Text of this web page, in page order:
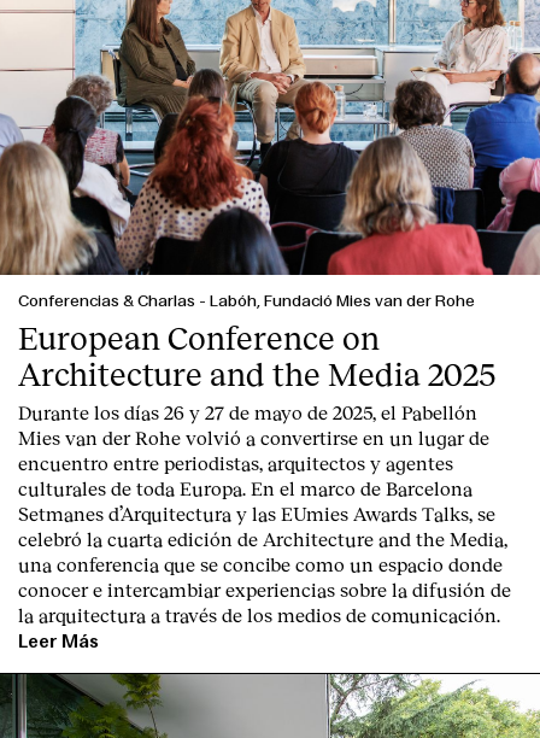
Index
Conferencias & Charlas - Labóh, Fundació Mies van der Rohe
European Conference on
Architecture and the Media 2025
Durante los días 26 y 27 de mayo de 2025, el Pabellón
Mies van der Rohe volvió a convertirse en un lugar de
encuentro entre periodistas, arquitectos y agentes
culturales de toda Europa. En el marco de Barcelona
Setmanes d’Arquitectura y las EUmies Awards Talks, se
celebró la cuarta edición de Architecture and the Media,
una conferencia que se concibe como un espacio donde
conocer e intercambiar experiencias sobre la difusión de
la arquitectura a través de los medios de comunicación.
Leer Más